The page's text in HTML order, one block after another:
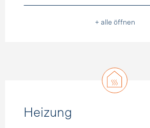
+ alle öffnen
Heizung